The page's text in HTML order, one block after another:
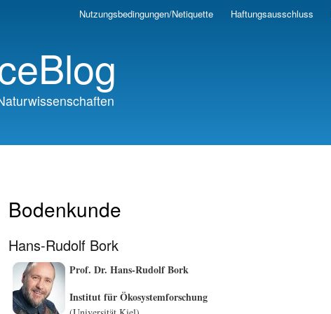
Skip
Nutzungsbedingungen/Netiquette Haftungsausschluss
Bodenkunde
Hans-Rudolf Bork
Prof. Dr. Hans-Rudolf Bork
Institut für Ökosystemforschung